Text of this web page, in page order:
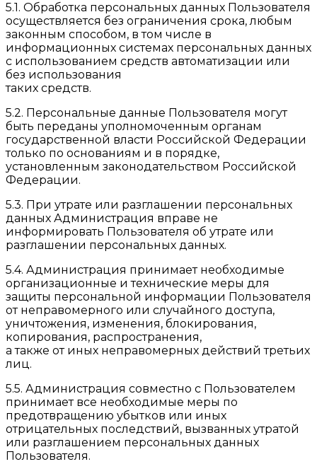
5.1. Обработка персональных данных Пользователя
осуществляется без ограничения срока, любым
законным способом, в том числе в
информационных системах персональных данных
с использованием средств автоматизации или
без использования
таких средств.
5.2. Персональные данные Пользователя могут
быть переданы уполномоченным органам
государственной власти Российской Федерации
только по основаниям и в порядке,
установленным законодательством Российской
Федерации.
5.3. При утрате или разглашении персональных
данных Администрация вправе не
информировать Пользователя об утрате или
разглашении персональных данных.
5.4. Администрация принимает необходимые
организационные и технические меры для
защиты персональной информации Пользователя
от неправомерного или случайного доступа,
уничтожения, изменения, блокирования,
копирования, распространения,
а также от иных неправомерных действий третьих
лиц.
5.5. Администрация совместно с Пользователем
принимает все необходимые меры по
предотвращению убытков или иных
отрицательных последствий, вызванных утратой
или разглашением персональных данных
Пользователя.